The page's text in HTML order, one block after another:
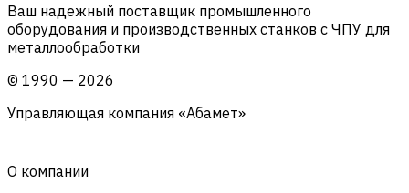
Ваш надежный поставщик промышленного
оборудования и производственных станков с ЧПУ для
металлообработки
© 1990 — 2026
Управляющая компания «Абамет»
О компании